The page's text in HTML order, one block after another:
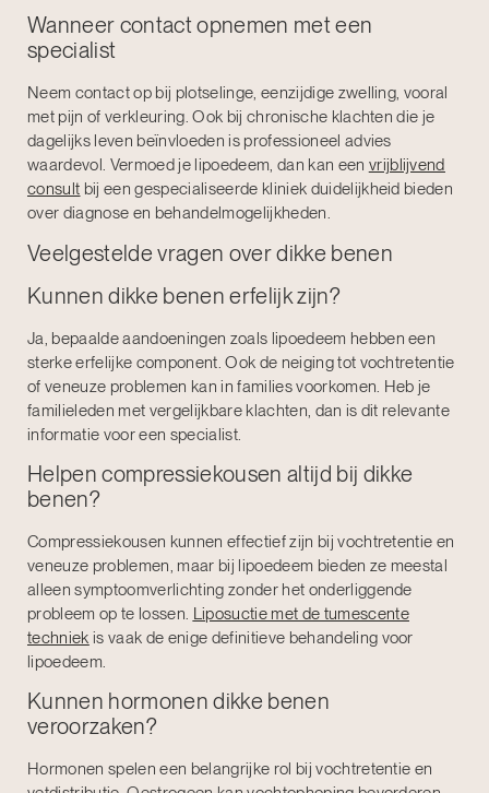
Wanneer contact opnemen met een
specialist
Neem contact op bij plotselinge, eenzijdige zwelling, vooral
met pijn of verkleuring. Ook bij chronische klachten die je
dagelijks leven beïnvloeden is professioneel advies
waardevol. Vermoed je lipoedeem, dan kan een vrijblijvend
consult bij een gespecialiseerde kliniek duidelijkheid bieden
over diagnose en behandelmogelijkheden.
Veelgestelde vragen over dikke benen
Kunnen dikke benen erfelijk zijn?
Ja, bepaalde aandoeningen zoals lipoedeem hebben een
sterke erfelijke component. Ook de neiging tot vochtretentie
of veneuze problemen kan in families voorkomen. Heb je
familieleden met vergelijkbare klachten, dan is dit relevante
informatie voor een specialist.
Helpen compressiekousen altijd bij dikke
benen?
Compressiekousen kunnen effectief zijn bij vochtretentie en
veneuze problemen, maar bij lipoedeem bieden ze meestal
alleen symptoomverlichting zonder het onderliggende
probleem op te lossen. Liposuctie met de tumescente
techniek is vaak de enige definitieve behandeling voor
lipoedeem.
Kunnen hormonen dikke benen
veroorzaken?
Hormonen spelen een belangrijke rol bij vochtretentie en